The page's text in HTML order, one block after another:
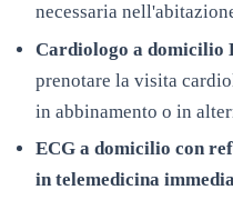
necessaria
Cardiologo a domicilio
prenotare la visita
in abbinamento o in
ECG a domicilio con
in telemedicina